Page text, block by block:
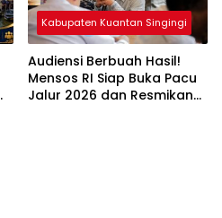
Kabupaten Kuantan Singingi
Audiensi Berbuah Hasil!
Mensos RI Siap Buka Pacu
Jalur 2026 dan Resmikan